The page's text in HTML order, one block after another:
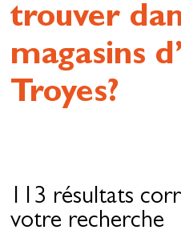
trouver
magasins
Troyes?
113 résultats
votre recherche